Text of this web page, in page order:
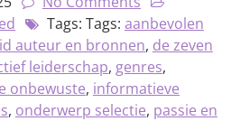
Tags: Tags: aanbevolen
auteur en bronnen, de zeven
leiderschap, genres,
onbewuste, informatieve
, onderwerp selectie, passie en